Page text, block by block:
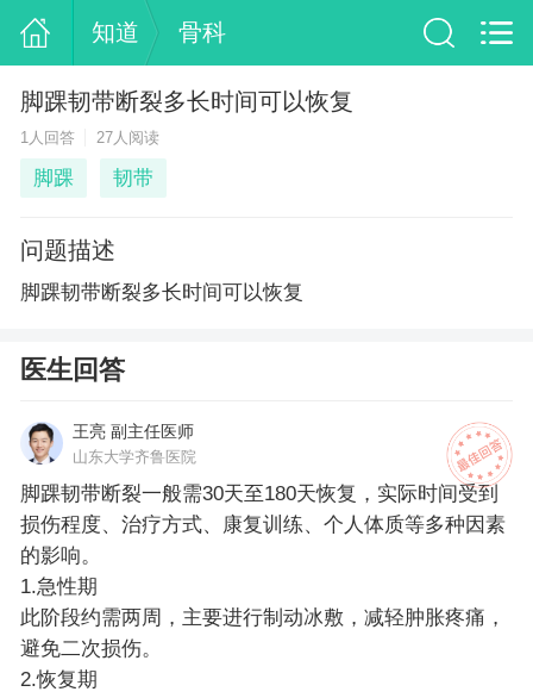
知道 骨科
脚踝韧带断裂多长时间可以恢复
1人回答 27人阅读
脚踝 韧带
问题描述
脚踝韧带断裂多长时间可以恢复
医生回答
王亮 副主任医师
山东大学齐鲁医院
脚踝韧带断裂一般需30天至180天恢复，实际时间受到
损伤程度、治疗方式、康复训练、个人体质等多种因素
的影响。
1.急性期
此阶段约需两周，主要进行制动冰敷，减轻肿胀疼痛，
避免二次损伤。
2.恢复期